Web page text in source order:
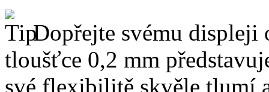
Dopřejte svému displeji
tloušťce 0,2 mm
své flexibilitě skvěle tlumí